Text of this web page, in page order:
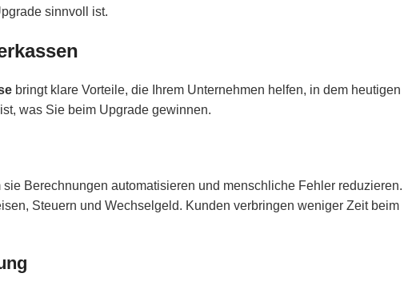
sinnvoll ist.
bringt klare Vorteile, die Ihrem Unternehmen helfen, in dem heutigen
was Sie beim Upgrade gewinnen.
Berechnungen automatisieren und menschliche Fehler reduzieren.
Steuern und Wechselgeld. Kunden verbringen weniger Zeit beim